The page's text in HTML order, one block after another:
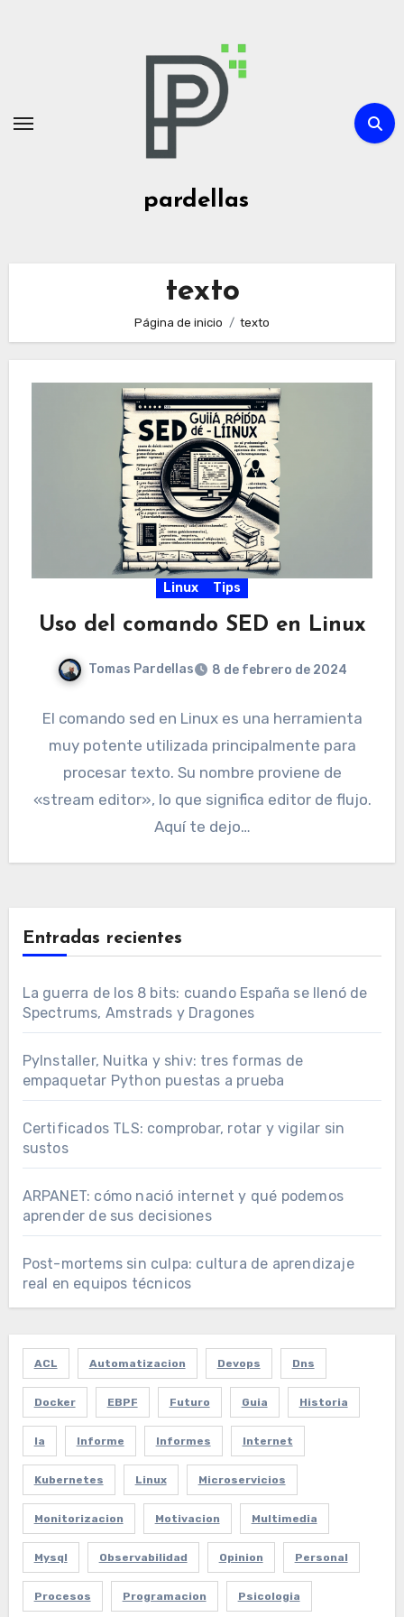
pardellas
texto
Página de inicio texto
Linux Tips
Uso del comando SED en Linux
Tomas Pardellas 8 de febrero de 2024
El comando sed en Linux es una herramienta
muy potente utilizada principalmente para
procesar texto. Su nombre proviene de
«stream editor», lo que significa editor de flujo.
Aquí te dejo…
Entradas recientes
La guerra de los 8 bits: cuando España se llenó de
Spectrums, Amstrads y Dragones
PyInstaller, Nuitka y shiv: tres formas de
empaquetar Python puestas a prueba
Certificados TLS: comprobar, rotar y vigilar sin
sustos
ARPANET: cómo nació internet y qué podemos
aprender de sus decisiones
Post-mortems sin culpa: cultura de aprendizaje
real en equipos técnicos
ACL Automatizacion Devops Dns
Docker EBPF Futuro Guia Historia
Ia Informe Informes Internet
Kubernetes Linux Microservicios
Monitorizacion Motivacion Multimedia
Mysql Observabilidad Opinion Personal
Procesos Programacion Psicologia